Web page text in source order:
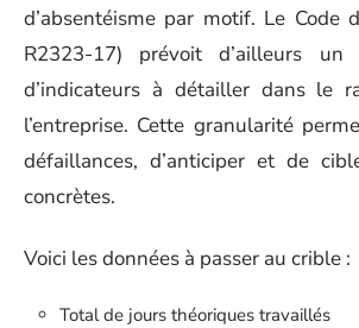
d’absentéisme par motif. Le Code
R2323-17) prévoit d’ailleurs un
d’indicateurs à détailler dans le
l’entreprise. Cette granularité
défaillances, d’anticiper et de
concrètes.
Voici les données à passer au crible :
Total de jours théoriques travaillés